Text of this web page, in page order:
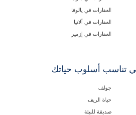
العقارات في يالوفا
العقارات في ألانيا
العقارات في إزمير
تناسب أسلوب حياتك
جولف
حياة الريف
صديقة للبيئة